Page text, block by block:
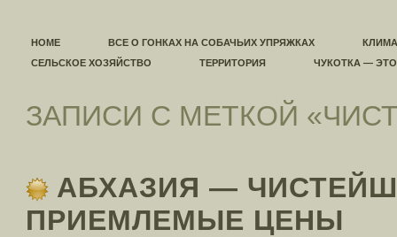
HOME ВСЕ О ГОНКАХ НА СОБАЧЬИХ УПРЯЖКАХ
СЕЛЬСКОЕ ХОЗЯЙСТВО
ТЕРРИТОРИЯ ЧУКОТКА —
ЗАПИСИ С МЕТКОЙ
АБХАЗИЯ —
ПРИЕМЛЕМЫЕ ЦЕНЫ